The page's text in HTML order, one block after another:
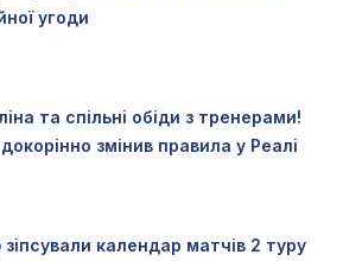
угоди
та спільні обіди з тренерами!
змінив правила у Реалі
календар матчів 2 туру